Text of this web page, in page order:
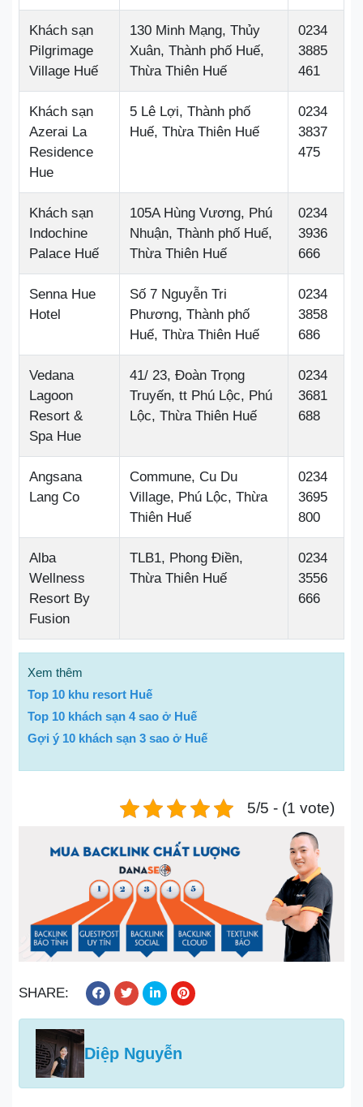
Khách sạn
Pilgrimage
Village Huế
130 Minh Mạng, Thủy
Xuân, Thành phố Huế,
Thừa Thiên Huế
0234
3885
461
Khách sạn
Azerai La
Residence
Hue
5 Lê Lợi, Thành phố
Huế, Thừa Thiên Huế
0234
3837
475
Khách sạn
Indochine
Palace Huế
105A Hùng Vương, Phú
Nhuận, Thành phố Huế,
Thừa Thiên Huế
0234
3936
666
Senna Hue
Hotel
Số 7 Nguyễn Tri
Phương, Thành phố
Huế, Thừa Thiên Huế
0234
3858
686
Vedana
Lagoon
Resort &
Spa Hue
41/ 23, Đoàn Trọng
Truyến, tt Phú Lộc, Phú
Lộc, Thừa Thiên Huế
0234
3681
688
Angsana
Lang Co
Commune, Cu Du
Village, Phú Lộc, Thừa
Thiên Huế
0234
3695
800
Alba
Wellness
Resort By
Fusion
TLB1, Phong Điền,
Thừa Thiên Huế
0234
3556
666
Xem thêm
Top 10 khu resort Huế
Top 10 khách sạn 4 sao ở Huế
Gợi ý 10 khách sạn 3 sao ở Huế
5/5 - (1 vote)
SHARE:
Diệp Nguyễn